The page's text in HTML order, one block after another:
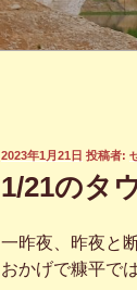
投
2023年1月21日 投稿者:
1/21のタ
一昨夜、昨夜と
おかげで糠平で